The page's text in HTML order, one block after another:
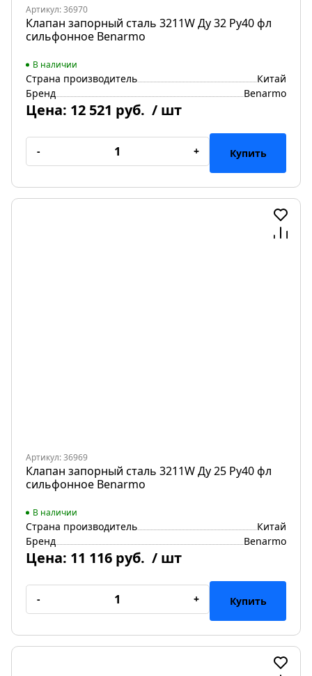
Артикул: 36970
Клапан запорный сталь 3211W Ду 32 Ру40 фл
сильфонное Benarmo
В наличии
Страна производитель
Китай
Бренд
Benarmo
Цена: 12 521 руб. / шт
- + Купить
Артикул: 36969
Клапан запорный сталь 3211W Ду 25 Ру40 фл
сильфонное Benarmo
В наличии
Страна производитель
Китай
Бренд
Benarmo
Цена: 11 116 руб. / шт
- + Купить